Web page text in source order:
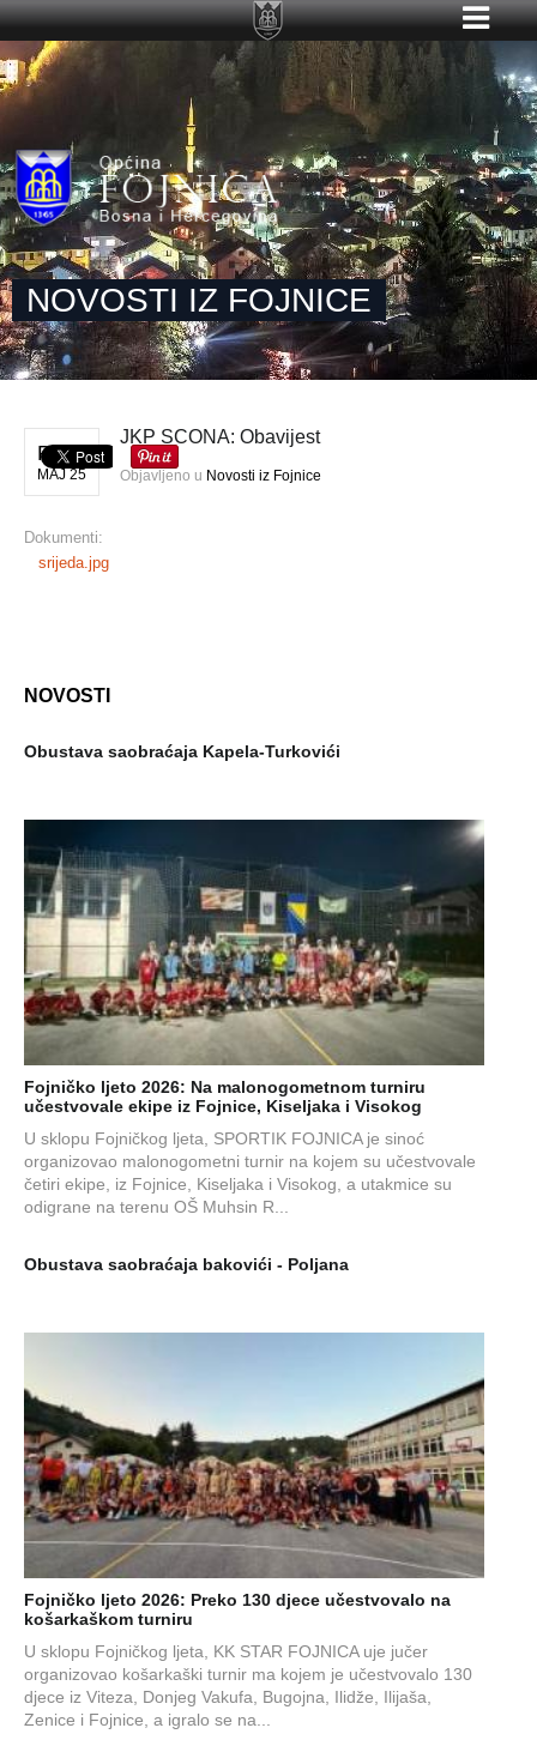
NOVOSTI IZ FOJNICE
PON
MAJ 25
JKP ŠĆONA: Obavijest
Objavljeno u Novosti iz Fojnice
Dokumenti:
srijeda.jpg
NOVOSTI
Obustava saobraćaja Kapela-Turkovići
Fojničko ljeto 2026: Na malonogometnom turniru
učestvovale ekipe iz Fojnice, Kiseljaka i Visokog
U sklopu Fojničkog ljeta, SPORTIK FOJNICA je sinoć
organizovao malonogometni turnir na kojem su učestvovale
četiri ekipe, iz Fojnice, Kiseljaka i Visokog, a utakmice su
odigrane na terenu OŠ Muhsin R...
Obustava saobraćaja bakovići - Poljana
Fojničko ljeto 2026: Preko 130 djece učestvovalo na
košarkaškom turniru
U sklopu Fojničkog ljeta, KK STAR FOJNICA uje jučer
organizovao košarkaški turnir ma kojem je učestvovalo 130
djece iz Viteza, Donjeg Vakufa, Bugojna, Ilidže, Ilijaša,
Zenice i Fojnice, a igralo se na...